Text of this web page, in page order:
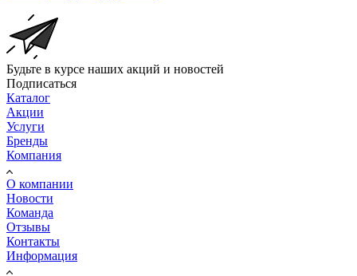
Будьте в курсе наших акций и новостей
Подписаться
Каталог
Акции
Услуги
Бренды
Компания
О компании
Новости
Команда
Отзывы
Контакты
Информация